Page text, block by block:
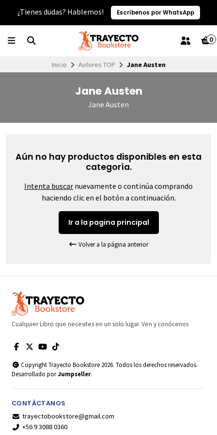
¿Tienes dudas? Hablemos! Escríbenos por WhatsApp
0
Inicio Autores TOP Jane Austen
Jane Austen
Jane Austen
Aún no hay productos disponibles en esta
categoría.
Intenta buscar nuevamente o continúa comprando
haciendo clic en el botón a continuación.
Ir a la pagina principal
Volver a la página anterior
Cualquier Libro que necesites en un solo lugar. Ven y conócenos
Copyright Trayecto Bookstore 2026. Todos los derechos reservados.
Desarrollado porJumpseller.
CONTÁCTANOS
trayectobookstore@gmail.com
+56 9 3088 0360